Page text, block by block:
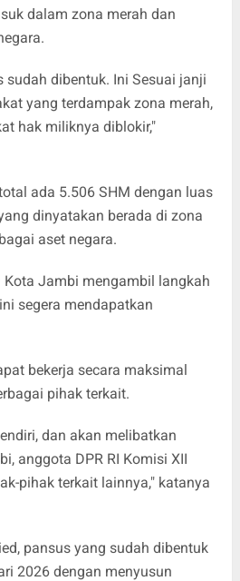
dalam zona merah dan
sudah dibentuk. Ini Sesuai janji
yang terdampak zona merah,
hak miliknya diblokir,"
ada 5.506 SHM dengan luas
dinyatakan berada di zona
aset negara.
Kota Jambi mengambil langkah
segera mendapatkan
bekerja secara maksimal
pihak terkait.
dan akan melibatkan
anggota DPR RI Komisi XII
pihak terkait lainnya," katanya
pansus yang sudah dibentuk
2026 dengan menyusun